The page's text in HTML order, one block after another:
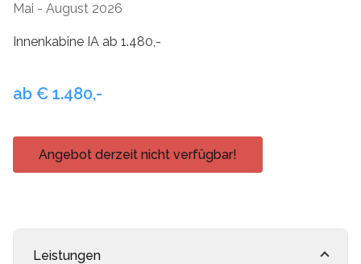
Sifnos
Thassos
Mai - August 2026
Innenkabine IA ab 1.480,-
ab € 1.480,-
Angebot derzeit nicht verfügbar!
Leistungen